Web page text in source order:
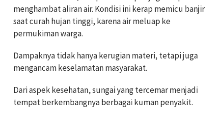
menghambat aliran air. Kondisi ini kerap memicu banjir
saat curah hujan tinggi, karena air meluap ke
permukiman warga.
Dampaknya tidak hanya kerugian materi, tetapi juga
mengancam keselamatan masyarakat.
Dari aspek kesehatan, sungai yang tercemar menjadi
tempat berkembangnya berbagai kuman penyakit.